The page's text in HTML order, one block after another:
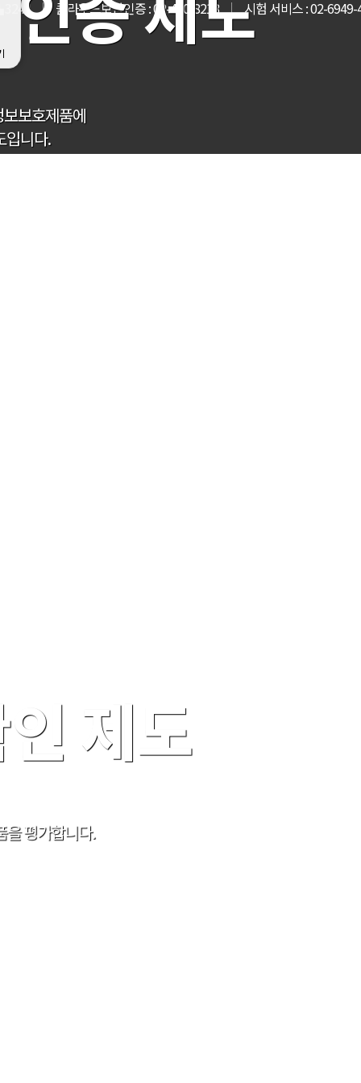
보호제품에
입니다.
제도
을 평가합니다.
3244 클라우드보안인증 : 02-400-8218 시험 서비스 : 02-